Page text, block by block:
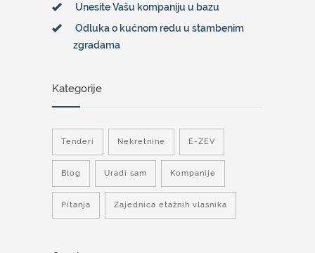
Unesite Vašu kompaniju u bazu
Odluka o kućnom redu u stambenim
zgradama
Kategorije
Tenderi Nekretnine E-ZEV
Blog Uradi sam Kompanije
Pitanja Zajednica etažnih vlasnika